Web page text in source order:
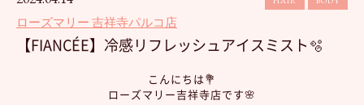
ローズマリー 吉祥寺パルコ店
【FIANCÉE】冷感リフレッシュアイスミスト🫧
こんにちは💐
ローズマリー吉祥寺店です🌸